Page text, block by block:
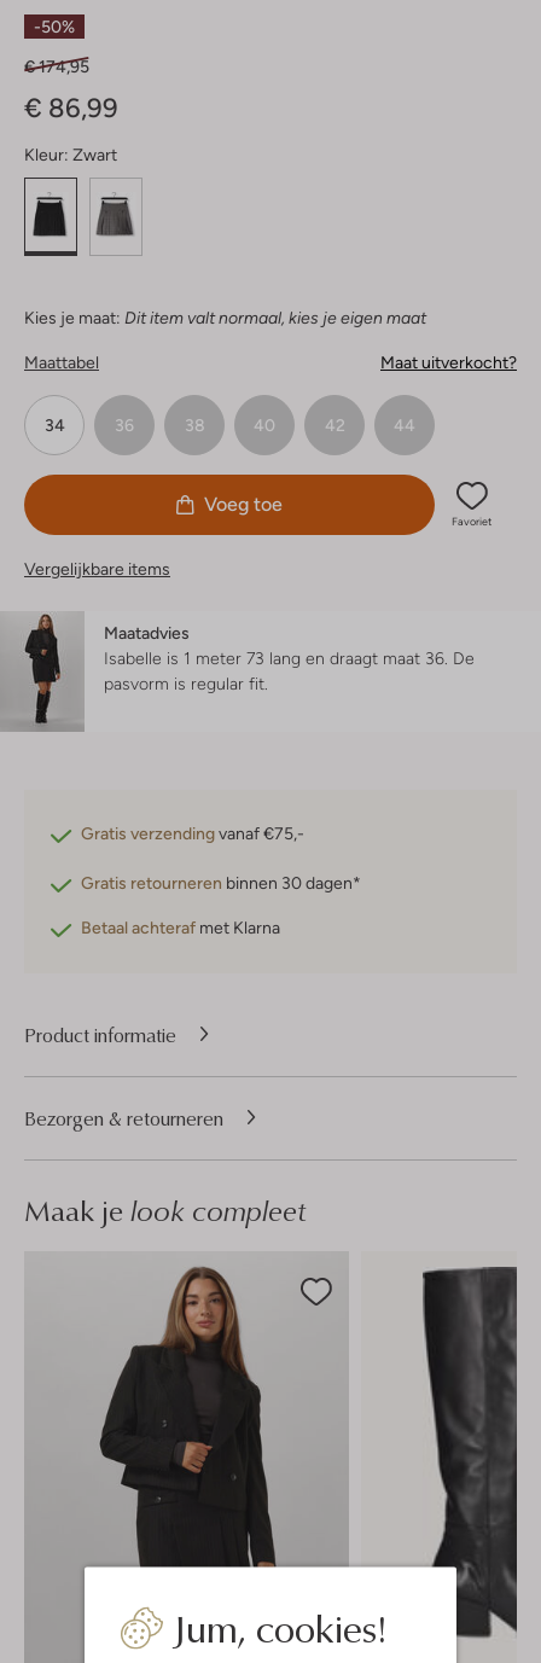
Jum, cookies!
-50%
€ 174,95
€ 86,99
Kleur: Zwart
Kies je maat: Dit item valt normaal, kies je eigen maat
Maattabel Maat uitverkocht?
34 36 38 40 42 44
Voeg toe
Favoriet
Vergelijkbare items
Maatadvies
Isabelle is 1 meter 73 lang en draagt maat 36. De
pasvorm is regular fit
Gratis verzendingvanaf €75,-
Gratis retourneren binnen 30 dagen*
Betaal achteraf met Klarna
Product informatie
Bezorgen & retourneren
Maak je look compleet